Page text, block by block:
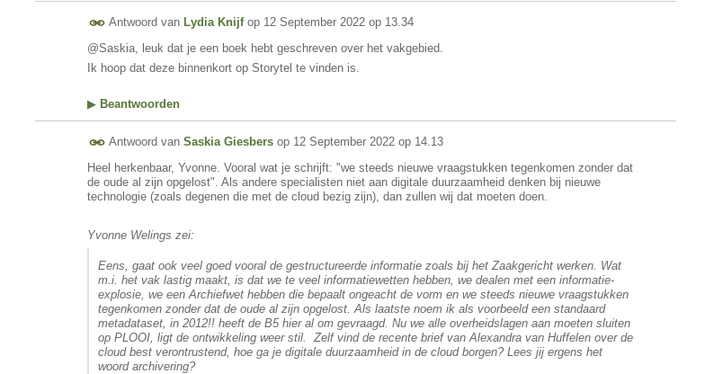
Antwoord van Lydia Knijfop 12 September 2022 op 13.34
@Saskia, leuk dat je een boek hebt geschreven over het vakgebied.
Ik hoop dat deze binnenkort op Storytel te vinden is.
▶ Beantwoorden
Antwoord van Saskia Giesbers op 12 September 2022 op 14.13
Heel herkenbaar, Yvonne. Vooral wat je schrijft: "we steeds nieuwe vraagstukken tegenkomen zonder dat
de oude al zijn opgelost". Als andere specialisten niet aan digitale duurzaamheid denken bij nieuwe
technologie (zoals degenen die met de cloud bezig zijn), dan zullen wij dat moeten doen.
Yvonne Welings zei:
Eens, gaat ook veel goed vooral de gestructureerde informatie zoals bij het Zaakgericht werken. Wat
m.i. het vak lastig maakt, is dat we te veel informatiewetten hebben, we dealen met een informatie-
explosie, we een Archiefwet hebben die bepaalt ongeacht de vorm en we steeds nieuwe vraagstukken
tegenkomen zonder dat de oude al zijn opgelost. Als laatste noem ik als voorbeeld een standaard
metadataset, in 2012!! heeft de B5 hier al om gevraagd. Nu we alle overheidslagen aan moeten sluiten
op PLOOI, ligt de ontwikkeling weer stil. Zelf vind de recente brief van Alexandra van Huffelen over de
cloud best verontrustend, hoe ga je digitale duurzaamheid in de cloud borgen? Lees jij ergens het
woord archivering?